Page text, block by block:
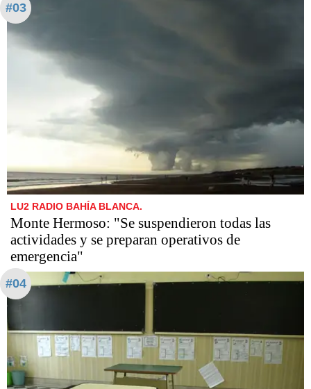
#03
LU2 RADIO BAHÍA BLANCA.
Monte Hermoso: "Se suspendieron todas las
actividades y se preparan operativos de
emergencia"
#04